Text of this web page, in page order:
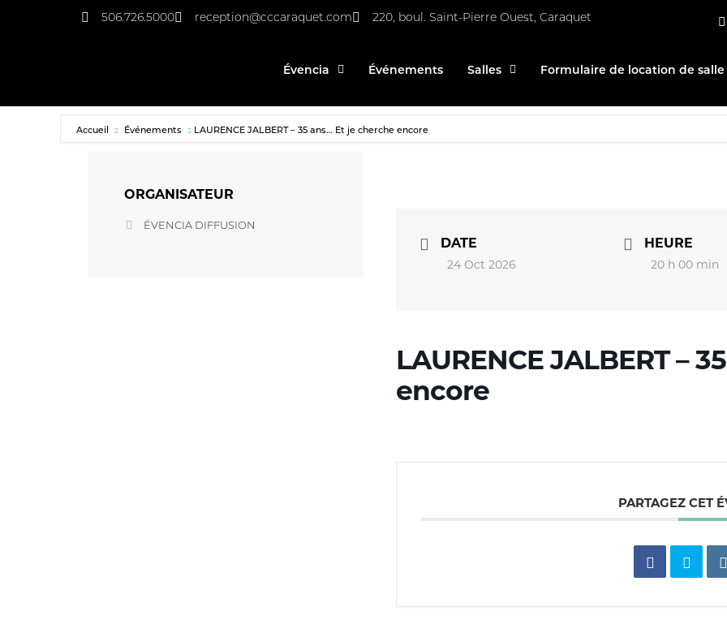
506.726.5000 reception@cccaraquet.com 220, boul. Saint-Pierre Ouest, Caraquet
Évencia Événements Salles Formulaire de location de salle
Accueil Événements LAURENCE JALBERT – 35 ans… Et je cherche encore
ORGANISATEUR
ÉVENCIA DIFFUSION
DATE
24 Oct 2026
HEURE
20 h 00 min
LAURENCE JALBERT –
encore
PARTAGEZ CET